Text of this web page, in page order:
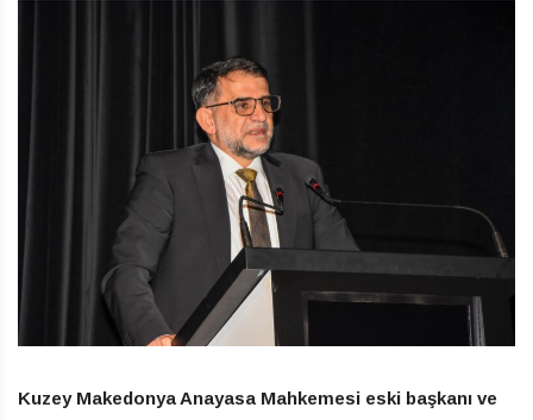
Kuzey Makedonya Anayasa Mahkemesi eski başkanı ve